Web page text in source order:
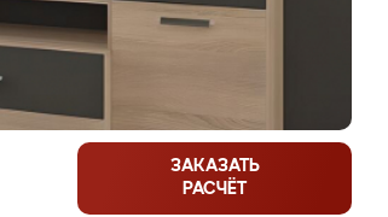
ЗАКАЗАТЬ
РАСЧЁТ